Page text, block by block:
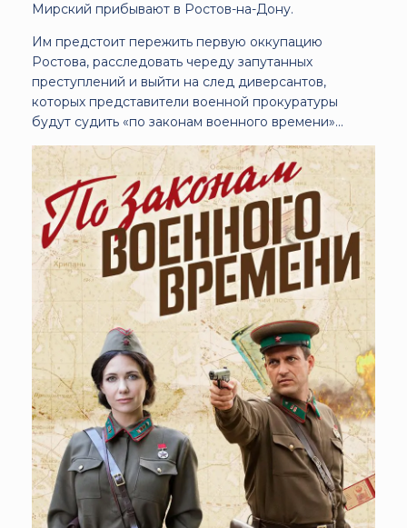
Мирский прибывают в Ростов-на-Дону.
Им предстоит пережить первую оккупацию
Ростова, расследовать череду запутанных
преступлений и выйти на след диверсантов,
которых представители военной прокуратуры
будут судить «по законам военного времени»...